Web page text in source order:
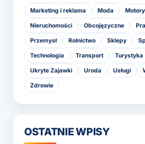
Marketing i reklama Moda
Nieruchomości Obcojęzyczne
Przemysł Rolnictwo Sklepy
Technologia Transport Turystyka
Ukryte Zajawki Uroda Usługi
Zdrowie
OSTATNIE WPISY